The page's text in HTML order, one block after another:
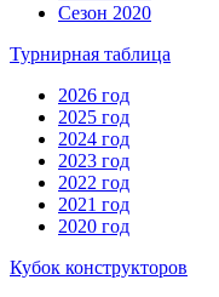
Сезон 2020
Турнирная таблица
2026 год
2025 год
2024 год
2023 год
2022 год
2021 год
2020 год
Кубок конструкторов